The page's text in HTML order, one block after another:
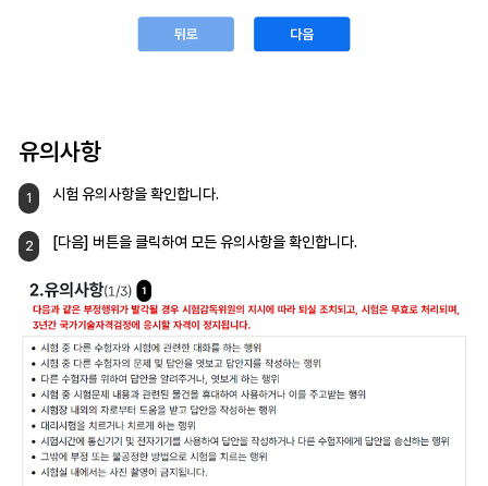
유의사항
1 시험 유의사항을 확인합니다.
2 [다음] 버튼을 클릭하여모든 유의사항을 확인합니다.